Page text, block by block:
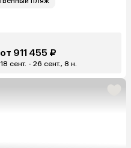
от 911 455 ₽
18 сент. - 26 сент., 8 н.